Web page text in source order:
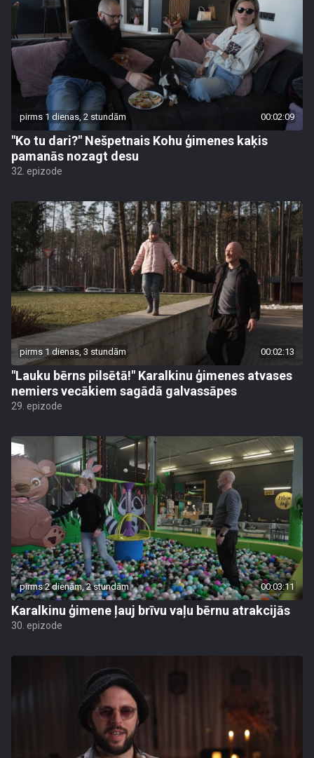
pirms 1 dienas, 2 stundām 00:02:09
"Ko tu dari?" Nešpetnais Kohu ģimenes kaķis
pamanās nozagt desu
32. epizode
pirms 1 dienas, 3 stundām 00:02:13
"Lauku bērns pilsētā!" Karalkinu ģimenes atvases
nemiers vecākiem sagādā galvassāpes
29. epizode
pirms 2 dienām, 2 stundām 00:03:11
Karalkinu ģimene ļauj brīvu vaļu bērnu atrakcijās
30. epizode